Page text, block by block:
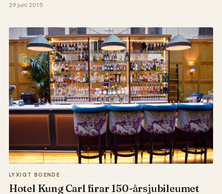
29 juni 2015
LYXIGT BOENDE
Hotel Kung Carl firar 150-årsjubileumet